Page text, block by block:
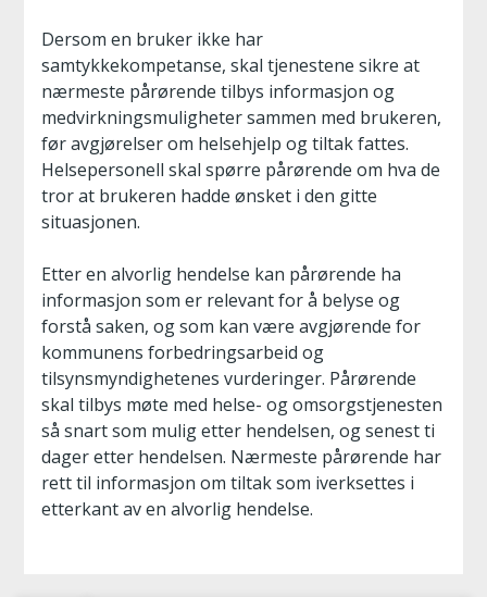
Dersom en bruker ikke har
samtykkekompetanse, skal tjenestene sikre at
nærmeste pårørende tilbys informasjon og
medvirkningsmuligheter sammen med brukeren,
før avgjørelser om helsehjelp og tiltak fattes.
Helsepersonell skal spørre pårørende om hva de
tror at brukeren hadde ønsket i den gitte
situasjonen.
Etter en alvorlig hendelse kan pårørende ha
informasjon som er relevant for å belyse og
forstå saken, og som kan være avgjørende for
kommunens forbedringsarbeid og
tilsynsmyndighetenes vurderinger. Pårørende
skal tilbys møte med helse- og omsorgstjenesten
så snart som mulig etter hendelsen, og senest ti
dager etter hendelsen. Nærmeste pårørende har
rett til informasjon om tiltak som iverksettes i
etterkant av en alvorlig hendelse.